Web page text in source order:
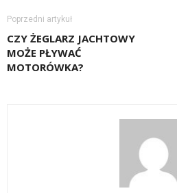
Poprzedni artykuł
CZY ŻEGLARZ JACHTOWY
MOŻE PŁYWAĆ
MOTORÓWKA?